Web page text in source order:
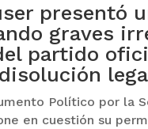
presentó
graves
partido
Político por la
en cuestión su